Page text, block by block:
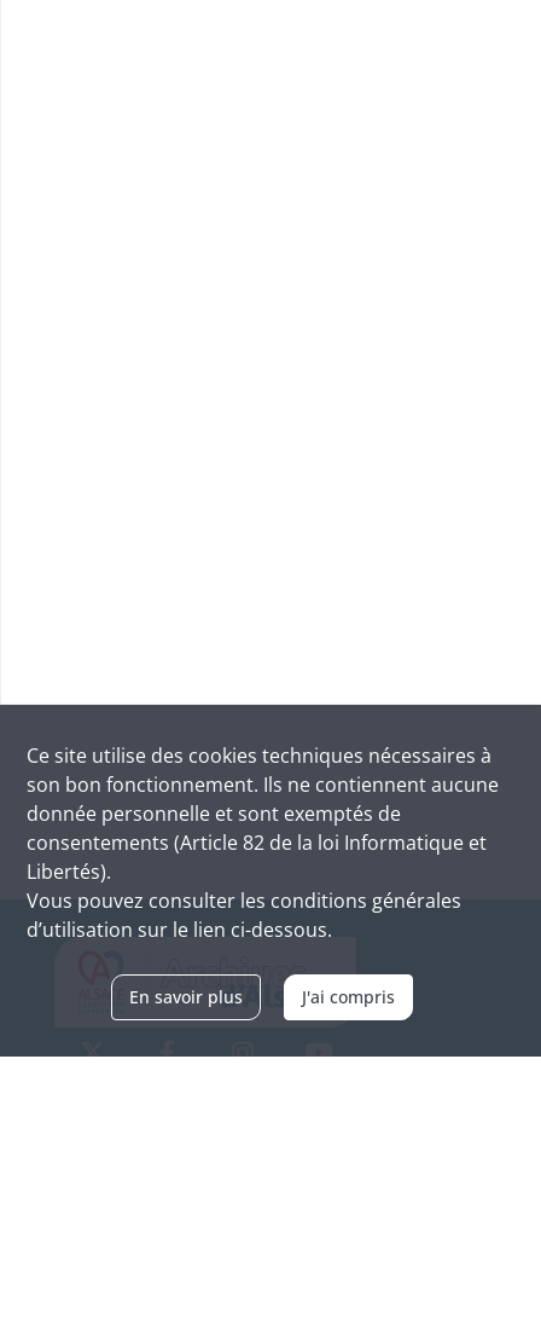
Ce site utilise des cookies techniques nécessaires à
son bon fonctionnement. Ils ne contiennent aucune
donnée personnelle et sont exemptés de
consentements (Article 82 de la loi Informatique et
Libertés).
Vous pouvez consulter les conditions générales
d’utilisation sur le lien ci-dessous.
En savoir plus J'ai compris